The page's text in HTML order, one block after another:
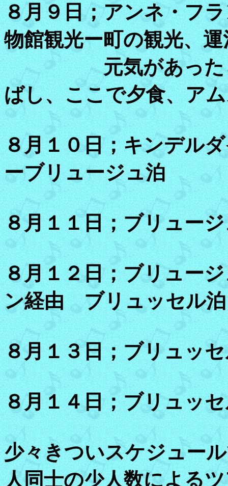
８月９日；アンネ・フ
物館観光ー町の観光、
元気があったらフ
ばし、ここで夕食、ア
８月１０日；キンデル
ーブリュージュ泊
８月１１日；ブリュー
８月１２日；ブリュー
ン経由 ブリュッセル泊
８月１３日；ブリュッ
８月１４日；ブリュッ
少々きついスケジュー
人同士の少人数による